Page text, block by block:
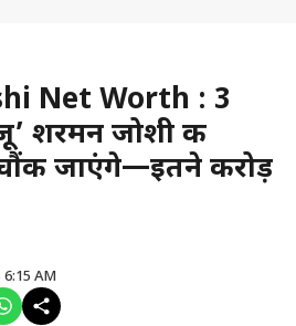
Net Worth : 3
शरमन जोशी की
जाएंगे—इतने करोड़
AM